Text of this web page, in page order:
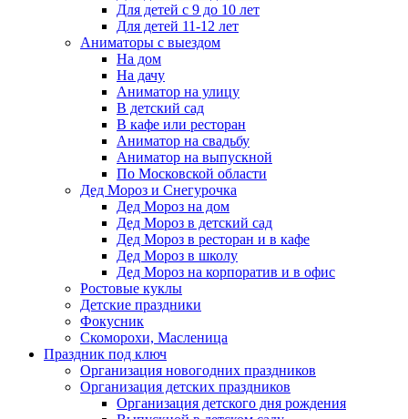
Для детей с 9 до 10 лет
Для детей 11-12 лет
Аниматоры с выездом
На дом
На дачу
Аниматор на улицу
В детский сад
В кафе или ресторан
Аниматор на свадьбу
Аниматор на выпускной
По Московской области
Дед Мороз и Снегурочка
Дед Мороз на дом
Дед Мороз в детский сад
Дед Мороз в ресторан и в кафе
Дед Мороз в школу
Дед Мороз на корпоратив и в офис
Ростовые куклы
Детские праздники
Фокусник
Скоморохи, Масленица
Праздник под ключ
Организация новогодних праздников
Организация детских праздников
Организация детского дня рождения